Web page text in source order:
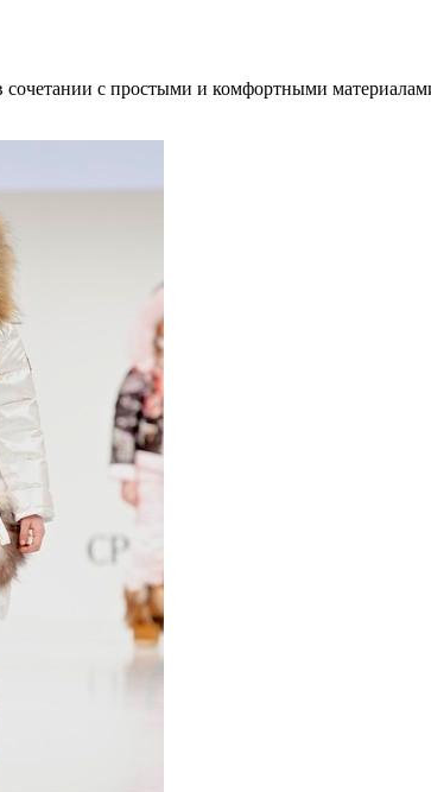
сочетании с простыми и комфортными